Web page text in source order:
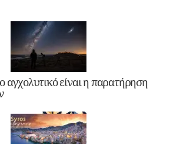
αγχολυτικό είναι η παρατήρηση